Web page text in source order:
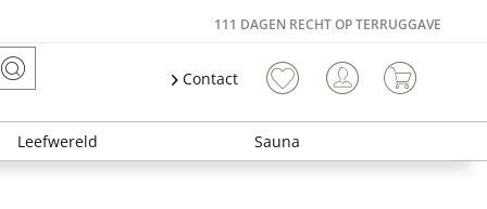
111 DAGEN RECHT OP TERRUGGAVE
Contact
Leefwereld Sauna